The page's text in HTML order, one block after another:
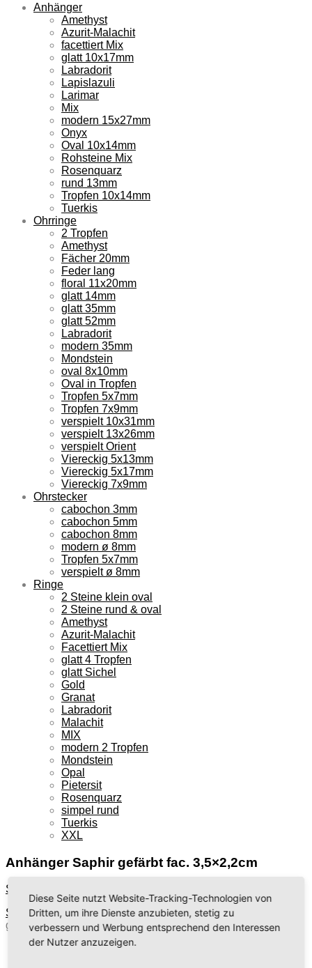
Anhänger
Amethyst
Azurit-Malachit
facettiert Mix
glatt 10x17mm
Labradorit
Lapislazuli
Larimar
Mix
modern 15x27mm
Onyx
Oval 10x14mm
Rohsteine Mix
Rosenquarz
rund 13mm
Tropfen 10x14mm
Tuerkis
Ohrringe
2 Tropfen
Amethyst
Fächer 20mm
Feder lang
floral 11x20mm
glatt 14mm
glatt 35mm
glatt 52mm
Labradorit
modern 35mm
Mondstein
oval 8x10mm
Oval in Tropfen
Tropfen 5x7mm
Tropfen 7x9mm
verspielt 10x31mm
verspielt 13x26mm
verspielt Orient
Viereckig 5x13mm
Viereckig 5x17mm
Viereckig 7x9mm
Ohrstecker
cabochon 3mm
cabochon 5mm
cabochon 8mm
modern ø 8mm
Tropfen 5x7mm
verspielt ø 8mm
Ringe
2 Steine klein oval
2 Steine rund & oval
Amethyst
Azurit-Malachit
Facettiert Mix
glatt 4 Tropfen
glatt Sichel
Gold
Granat
Labradorit
Malachit
MIX
modern 2 Tropfen
Mondstein
Opal
Pietersit
Rosenquarz
simpel rund
Tuerkis
XXL
Anhänger Saphir gefärbt fac. 3,5×2,2cm
Startseite
Startseite/Anhänger/facettiert Mix/Anhänger Saphir
gefärbt fac. 3,5×2,2cm
Diese Seite nutzt Website-Tracking-Technologien von
Dritten, um ihre Dienste anzubieten, stetig zu
verbessern und Werbung entsprechend den Interessen
der Nutzer anzuzeigen.